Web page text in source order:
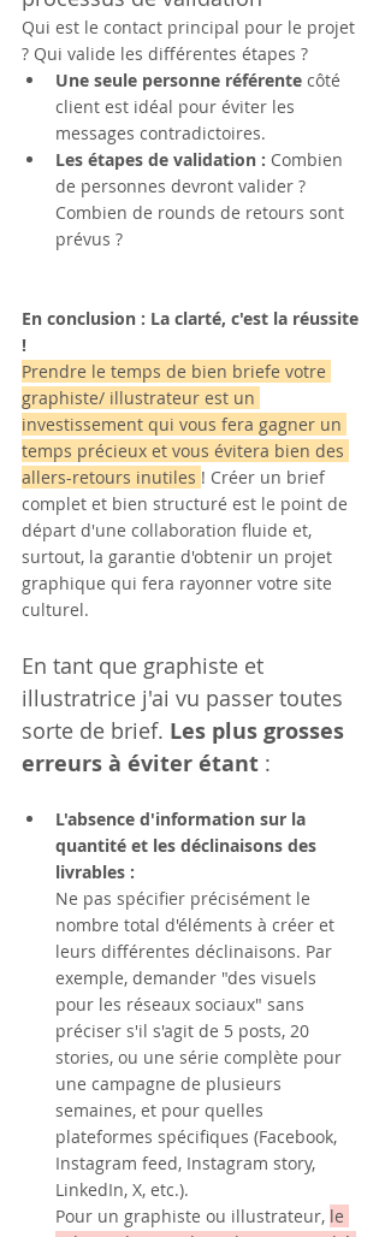
Qui est le contact principal pour le projet
? Qui valide les différentes étapes ?
Une seule personne référente côté
client est idéal pour éviter les
messages contradictoires.
Les étapes de validation : Combien
de personnes devront valider ?
Combien de rounds de retours sont
prévus ?
En conclusion : La clarté, c'est la réussite
!
Prendre le temps de bien briefe votre
graphiste/ illustrateur est un
investissement qui vous fera gagner un
temps précieux et vous évitera bien des
allers-retours inutiles ! Créer un brief
complet et bien structuré est le point de
départ d'une collaboration fluide et,
surtout, la garantie d'obtenir un projet
graphique qui fera rayonner votre site
culturel.
En tant que graphiste et
illustratrice j'ai vu passer toutes
sorte de brief. Les plus grosses
erreurs à éviter étant :
L'absence d'information sur la
quantité et les déclinaisons des
livrables :
Ne pas spécifier précisément le
nombre total d'éléments à créer et
leurs différentes déclinaisons. Par
exemple, demander "des visuels
pour les réseaux sociaux" sans
préciser s'il s'agit de 5 posts, 20
stories, ou une série complète pour
une campagne de plusieurs
semaines, et pour quelles
plateformes spécifiques (Facebook,
Instagram feed, Instagram story,
LinkedIn, X, etc.).
Pour un graphiste ou illustrateur, le